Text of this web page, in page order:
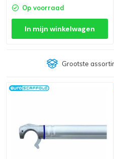
Op voorraad
In mijn winkelwagen
Grootste